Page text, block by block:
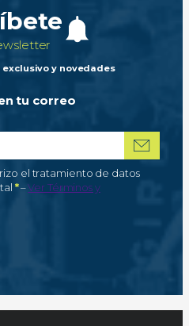
y novedades
tu correo
de datos personales
el tratamiento de datos
*–Campo obligatorio
Ver Términos y